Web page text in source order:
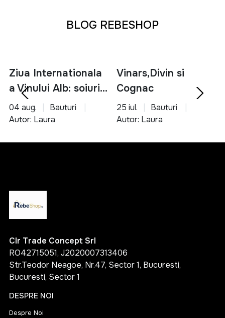
BLOG REBESHOP
Ziua Internationala
a Vinului Alb: soiuri,
servire si asocieri
culinare
04 aug.
Bauturi
Autor: Laura
Vinars,Divin si
Cognac
25 iul.
Bauturi
Autor: Laura
Clr Trade Concept Srl
RO42715051, J2020007313406
Str.Teodor Neagoe, Nr.47, Sector 1, Bucuresti,
Bucuresti, Sector 1
DESPRE NOI
Despre Noi